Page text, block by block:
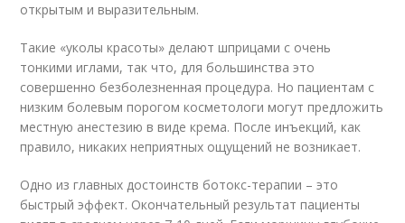
открытым и выразительным.
Такие «уколы красоты» делают шприцами с очень
тонкими иглами, так что, для большинства это
совершенно безболезненная процедура. Но пациентам с
низким болевым порогом косметологи могут предложить
местную анестезию в виде крема. После инъекций, как
правило, никаких неприятных ощущений не возникает.
Одно из главных достоинств ботокс-терапии – это
быстрый эффект. Окончательный результат пациенты